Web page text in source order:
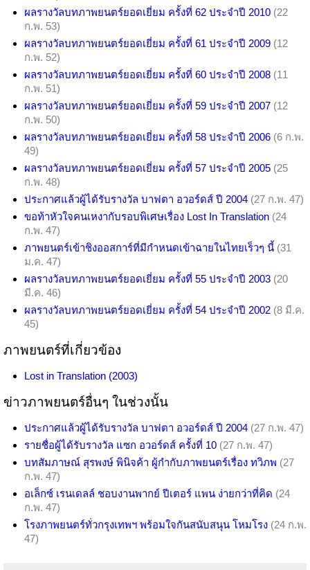
ผลรางวัลบทภาพยนตร์ยอดเยี่ยม ครั้งที่ 62 ประจำปี 2010 (22
ก.พ. 53)
ผลรางวัลบทภาพยนตร์ยอดเยี่ยม ครั้งที่ 61 ประจำปี 2009 (12
ก.พ. 52)
ผลรางวัลบทภาพยนตร์ยอดเยี่ยม ครั้งที่ 60 ประจำปี 2008 (11
ก.พ. 51)
ผลรางวัลบทภาพยนตร์ยอดเยี่ยม ครั้งที่ 59 ประจำปี 2007 (12
ก.พ. 50)
ผลรางวัลบทภาพยนตร์ยอดเยี่ยม ครั้งที่ 58 ประจำปี 2006 (6 ก.พ.
49)
ผลรางวัลบทภาพยนตร์ยอดเยี่ยม ครั้งที่ 57 ประจำปี 2005 (25
ก.พ. 48)
ประกาศแล้วผู้ได้รับรางวัล บาฟตา อวอร์ดส์ ปี 2004 (27 ก.พ. 47)
ขอท้าหัวใจคนเหงากับรอบพิเศษเรื่อง Lost In Translation (24
ก.พ. 47)
ภาพยนตร์เข้าชิงออสการ์ที่มีกำหนดเข้าฉายในไทยเร็วๆ นี้ (31
ม.ค. 47)
ผลรางวัลบทภาพยนตร์ยอดเยี่ยม ครั้งที่ 55 ประจำปี 2003 (20
มี.ค. 46)
ผลรางวัลบทภาพยนตร์ยอดเยี่ยม ครั้งที่ 54 ประจำปี 2002 (8 มี.ค.
45)
ภาพยนตร์ที่เกี่ยวข้อง
Lost in Translation (2003)
ข่าวภาพยนตร์อื่นๆ ในช่วงนั้น
ประกาศแล้วผู้ได้รับรางวัล บาฟตา อวอร์ดส์ ปี 2004 (27 ก.พ. 47)
รายชื่อผู้ได้รับรางวัล แซก อวอร์ดส์ ครั้งที่ 10 (27 ก.พ. 47)
บทสัมภาษณ์ สุรพงษ์ พินิจค้า ผู้กำกับภาพยนตร์เรื่อง ทวิภพ (27
ก.พ. 47)
อเล็กซ์ เรนเดลล์ ชอบงานพากย์ ปีเตอร์ แพน ง่ายกว่าที่คิด (24
ก.พ. 47)
โรงภาพยนตร์ทั่วกรุงเทพฯ พร้อมใจกันสนับสนุน โหมโรง (24 ก.พ.
47)